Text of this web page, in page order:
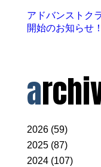
アドバンストク
開始のお知らせ！
2026 (59)
2025 (87)
2024 (107)